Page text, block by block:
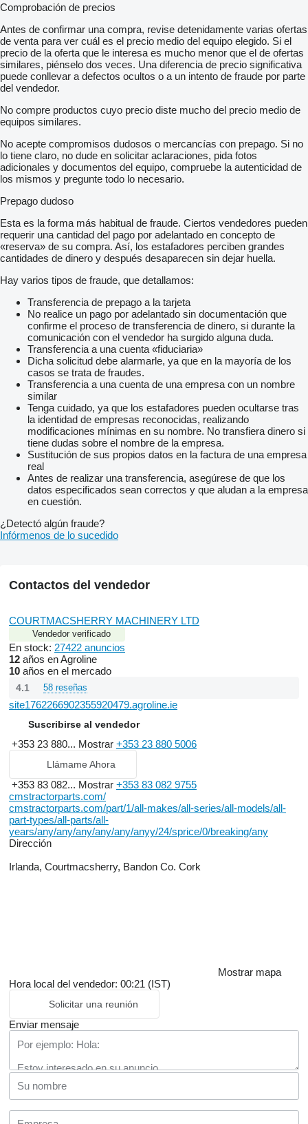
Comprobación de precios
Antes de confirmar una compra, revise detenidamente varias ofertas
de venta para ver cuál es el precio medio del equipo elegido. Si el
precio de la oferta que le interesa es mucho menor que el de ofertas
similares, piénselo dos veces. Una diferencia de precio significativa
puede conllevar a defectos ocultos o a un intento de fraude por parte
del vendedor.
No compre productos cuyo precio diste mucho del precio medio de
equipos similares.
No acepte compromisos dudosos o mercancías con prepago. Si no
lo tiene claro, no dude en solicitar aclaraciones, pida fotos
adicionales y documentos del equipo, compruebe la autenticidad de
los mismos y pregunte todo lo necesario.
Prepago dudoso
Esta es la forma más habitual de fraude. Ciertos vendedores pueden
requerir una cantidad del pago por adelantado en concepto de
«reserva» de su compra. Así, los estafadores perciben grandes
cantidades de dinero y después desaparecen sin dejar huella.
Hay varios tipos de fraude, que detallamos:
Transferencia de prepago a la tarjeta
No realice un pago por adelantado sin documentación que
confirme el proceso de transferencia de dinero, si durante la
comunicación con el vendedor ha surgido alguna duda.
Transferencia a una cuenta «fiduciaria»
Dicha solicitud debe alarmarle, ya que en la mayoría de los
casos se trata de fraudes.
Transferencia a una cuenta de una empresa con un nombre
similar
Tenga cuidado, ya que los estafadores pueden ocultarse tras
la identidad de empresas reconocidas, realizando
modificaciones mínimas en su nombre. No transfiera dinero si
tiene dudas sobre el nombre de la empresa.
Sustitución de sus propios datos en la factura de una empresa
real
Antes de realizar una transferencia, asegúrese de que los
datos especificados sean correctos y que aludan a la empresa
en cuestión.
¿Detectó algún fraude?
Infórmenos de lo sucedido
Contactos del vendedor
COURTMACSHERRY MACHINERY LTD
Vendedor verificado
En stock: 27422 anuncios
12 años en Agroline
10 años en el mercado
4.1 58 reseñas
site1762266902355920479.agroline.ie
Suscribirse al vendedor
+353 23 880... Mostrar +353 23 880 5006
Llámame Ahora
+353 83 082... Mostrar +353 83 082 9755
cmstractorparts.com/
cmstractorparts.com/part/1/all-makes/all-series/all-models/all-
part-types/all-parts/all-
years/any/any/any/any/any/anyy/24/sprice/0/breaking/any
Dirección
Irlanda, Courtmacsherry, Bandon Co. Cork
Mostrar mapa
Hora local del vendedor: 00:21 (IST)
Solicitar una reunión
Enviar mensaje